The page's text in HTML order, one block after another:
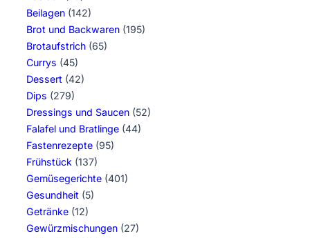
Beilagen (142)
Brot und Backwaren (195)
Brotaufstrich (65)
Currys (45)
Dessert (42)
Dips (279)
Dressings und Saucen (52)
Falafel und Bratlinge (44)
Fastenrezepte (95)
Frühstück (137)
Gemüsegerichte (401)
Gesundheit (5)
Getränke (12)
Gewürzmischungen (27)